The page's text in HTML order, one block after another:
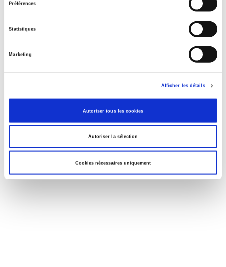
Préférences
Statistiques
Marketing
Afficher les détails
Autoriser tous les cookies
Autoriser la sélection
Cookies nécessaires uniquement